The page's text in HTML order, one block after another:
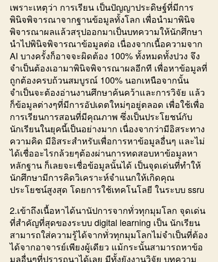
เพราะเหตุว่า การเรียน เป็นปัญญาประดิษฐ์ที่มีการ
พินิจพิจารณาจากฐานข้อมูลทั้งโลก เพื่อนำมาพินิจ
พิจารณาผลแล้วสรุปออกมาเป็นบทความให้นักศึกษา
นำไปพินิจพิจารณาข้อมูลต่อ เนื่องจากเนื้อความจาก
AI บางครั้งก็อาจจะผิดต้อง 100% ทั้งหมดทั้งปวง จึง
จำเป็นต้องเอามาพินิจพิจารณาผลอีกที เพื่อหาข้อมูลที่
ถูกต้องครบถ้วนสมบูรณ์ 100% นอกเหนือจากนั้น
จำเป็นจะต้องอ่านงานศึกษาค้นคว้าและการวิจัย แล้ว
ก็ข้อมูลต่างๆที่มีการอัปเดตใหม่ๆอยู่ตลอด เพื่อใช้เพื่อ
การเรียนการสอนที่มีคุณภาพ ซึ่งเป็นประโยชน์กับ
นักเรียนในยุคนี้เป็นอย่างมาก เนื่องจากว่ามีอิสระทาง
ความคิด มีอิสระสำหรับเพื่อการหาข้อมูลอื่นๆ และไม่
ได้เชื่ออะไรกล้วยๆต้องผ่านการทดสอบหาข้อมูลหา
หลักฐาน ก็เลยจะเชื่อข้อมูลนั้นได้ เป็นจุดเด่นที่ทำให้
นักศึกษามีการคิดวิเคราะห์จำแนกให้เกิดคุณ
ประโยชน์สูงสุด โดยการใช้เทคโนโลยี ในระบบ ssru
2.เข้าถึงเนื้อหาได้นานัปการจากทั่วทุกมุมโลก จุดเด่น
ที่สำคัญที่สุดของระบบ digital learning เป็น นักเรียน
สามารถใส่ความรู้ได้จากทั่วทุกมุมโลกไม่จำเป็นที่ต้อง
ได้จากอาจารย์เพียงผู้เดียว แม้กระนั้นสามารถหาข้อ
มูลอื่นๆที่ปรารถนาได้เลย มีทั้งยังงานวิจัย บทความ